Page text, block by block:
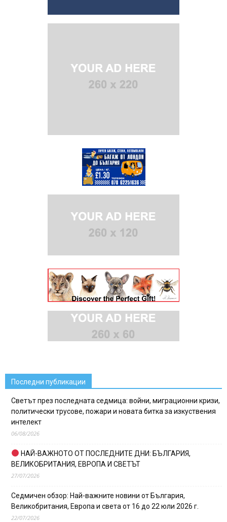
Последни публикации
Светът през последната седмица: войни, миграционни кризи,
политически трусове, пожари и новата битка за изкуствения
интелект
06/08/2026
НАЙ-ВАЖНОТО ОТ ПОСЛЕДНИТЕ ДНИ: БЪЛГАРИЯ,
ВЕЛИКОБРИТАНИЯ, ЕВРОПА И СВЕТЪТ
27/07/2026
Седмичен обзор: Най-важните новини от България,
Великобритания, Европа и света от 16 до 22 юли 2026 г.
22/07/2026